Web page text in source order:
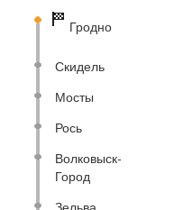
Гродно
Скидель
Мосты
Рось
Волковыск-
Город
Зельва